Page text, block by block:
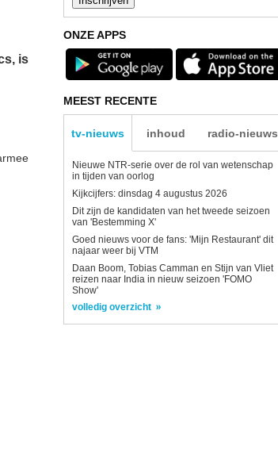
is
ONZE APPS
MEEST RECENTE
tv-nieuws inhoud radio-nieuws
Nieuwe NTR-serie over de rol van wetenschap
in tijden van oorlog
Kijkcijfers: dinsdag 4 augustus 2026
Dit zijn de kandidaten van het tweede seizoen
van 'Bestemming X'
Goed nieuws voor de fans: 'Mijn Restaurant' dit
najaar weer bij VTM
Daan Boom, Tobias Camman en Stijn van Vliet
reizen naar India in nieuw seizoen 'FOMO
Show'
volledig overzicht